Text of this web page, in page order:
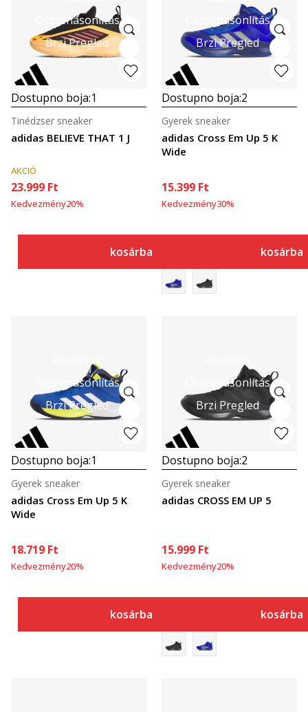
Összehasonlítás
Brzi Pregled
Dostupno boja:1
adidas BELIEVE THAT 1 J
Tinédzser sneaker
AKCIÓ
23.999 Ft
Kedvezmény20%
kosárba
Összehasonlítás
Brzi Pregled
Dostupno boja:2
adidas Cross Em Up 5 K
Wide
Gyerek sneaker
15.399 Ft
Kedvezmény30%
kosárba
Részletek
Összehasonlítás
Brzi Pregled
Dostupno boja:1
adidas Cross Em Up 5 K
Wide
Gyerek sneaker
18.719 Ft
Kedvezmény20%
kosárba
Összehasonlítás
Brzi Pregled
Dostupno boja:2
adidas CROSS EM UP 5
Gyerek sneaker
15.999 Ft
Kedvezmény20%
kosárba